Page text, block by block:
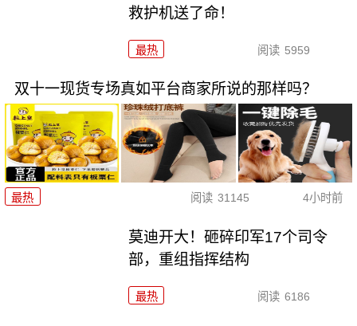
救护机送了命！
最热 阅读 5959
双十一现货专场真如平台商家所说的那样吗？
最热 阅读 31145 4小时前
莫迪开大！砸碎印军17个司令
部，重组指挥结构
最热 阅读 6186